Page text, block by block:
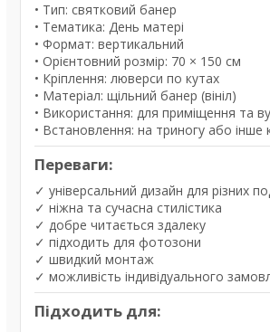
• Тип: святковий банер
• Тематика: День матері
• Формат: вертикальний
• Орієнтовний розмір: 70 × 150 см
• Кріплення: люверси по кутах
• Матеріал: щільний банер (вініл)
• Використання: для приміщення та
• Встановлення: на триногу або інше
Переваги:
✓ універсальний дизайн для різних
✓ ніжна та сучасна стилістика
✓ добре читається здалеку
✓ підходить для фотозони
✓ швидкий монтаж
✓ можливість індивідуального
Підходить для: